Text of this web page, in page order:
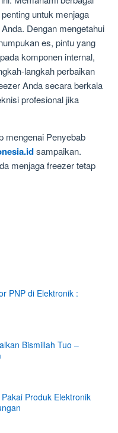
untuk menjaga
Dengan mengetahui
es, pintu yang
komponen internal,
langkah perbaikan
Anda secara berkala
profesional jika
mengenai Penyebab
sampaikan.
menjaga freezer tetap
PNP di Elektronik :
Bismillah Tuo –
Produk Elektronik